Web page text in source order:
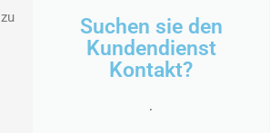
Suchen sie den
Kundendienst
Kontakt?
.